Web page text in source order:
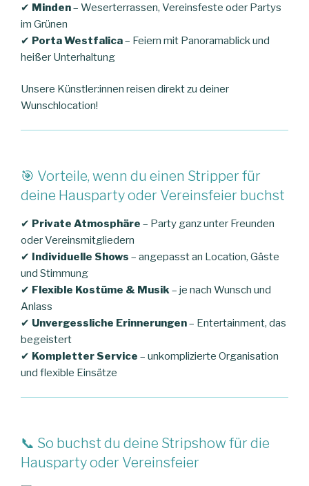
✔ Minden– Weserterrassen, Vereinsfeste oder Partys
im Grünen
✔ Porta Westfalica– Feiern mit Panoramablick und
heißer Unterhaltung
Unsere Künstler:innen reisen direkt zu deiner
Wunschlocation!
🎯 Vorteile, wenn du einen Stripper für
deine Hausparty oder Vereinsfeier buchst
✔ Private Atmosphäre – Party ganz unter Freunden
oder Vereinsmitgliedern
✔ Individuelle Shows – angepasst an Location, Gäste
und Stimmung
✔ Flexible Kostüme & Musik– je nach Wunsch und
Anlass
✔ Unvergessliche Erinnerungen– Entertainment, das
begeistert
✔ Kompletter Service – unkomplizierte Organisation
und flexible Einsätze
📞 So buchst du deine Stripshow für die
Hausparty oder Vereinsfeier